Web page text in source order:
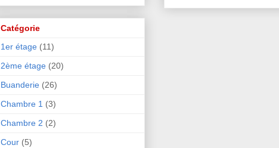
Catégorie
1er étage (11)
2ème étage (20)
Buanderie (26)
Chambre 1 (3)
Chambre 2 (2)
Cour (5)